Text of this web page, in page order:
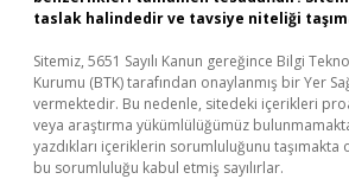
taslak halindedir ve tavsiye niteliği
Sitemiz, 5651 Sayılı Kanun gereğince Bilgi
Kurumu (BTK) tarafından onaylanmış bir Yer
vermektedir. Bu nedenle, sitedeki içerikleri
veya araştırma yükümlülüğümüz
yazdıkları içeriklerin sorumluluğunu
bu sorumluluğu kabul etmiş sayılırlar.